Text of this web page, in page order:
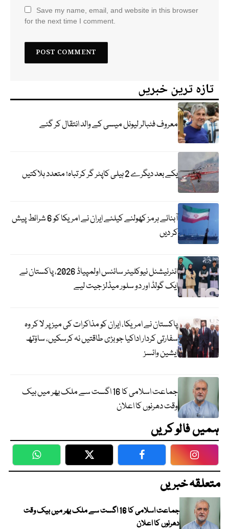
Save my name, email, and website in this browser
for the next time I comment.
تازہ ترین خبریں
معروف فٹبالر لیونل میسی کے والد انتقال کر گئے
یکے بعد دیگرے 2 ہیلی کاپٹر گر کر تباہ؛ متعدد ہلاکتیں
آبنائے ہرمز کھولنے کیلئے ایران نے امریکا کو 6 شرائط پیش
کر دیں
انٹرنیشنل نیوکلیئر سائنس اولمپیاڈ 2026، پاکستان نے
ایک گولڈ اور دو سلور میڈلز جیت لیے
پاکستان نے امریکا، ایران کو مذاکرات کی میز پر لا کر وہ
سفارتی کردار اداکیا جو بڑی طاقتیں نہ کرسکیں، ساؤتھ
ایشین وائسز
جماعت اسلامی کا 16 اگست سے ملک بھر میں بیک
وقت دھرنوں کا اعلان
ہمیں فالو کریں
WhatsApp Twitter Facebook
متعلقہ خبریں
جماعت اسلامی کا 16 اگست سے ملک بھر میں بیک وقت
دھرنوں کا اعلان